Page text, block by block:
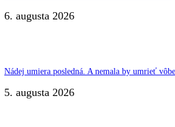
6. augusta 2026
Nádej umiera posledná. A nemala by umrieť
5. augusta 2026